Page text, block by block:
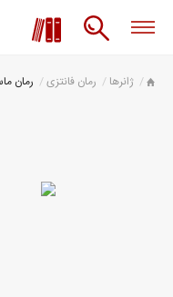
ژانرها رمان فانتزی رمان